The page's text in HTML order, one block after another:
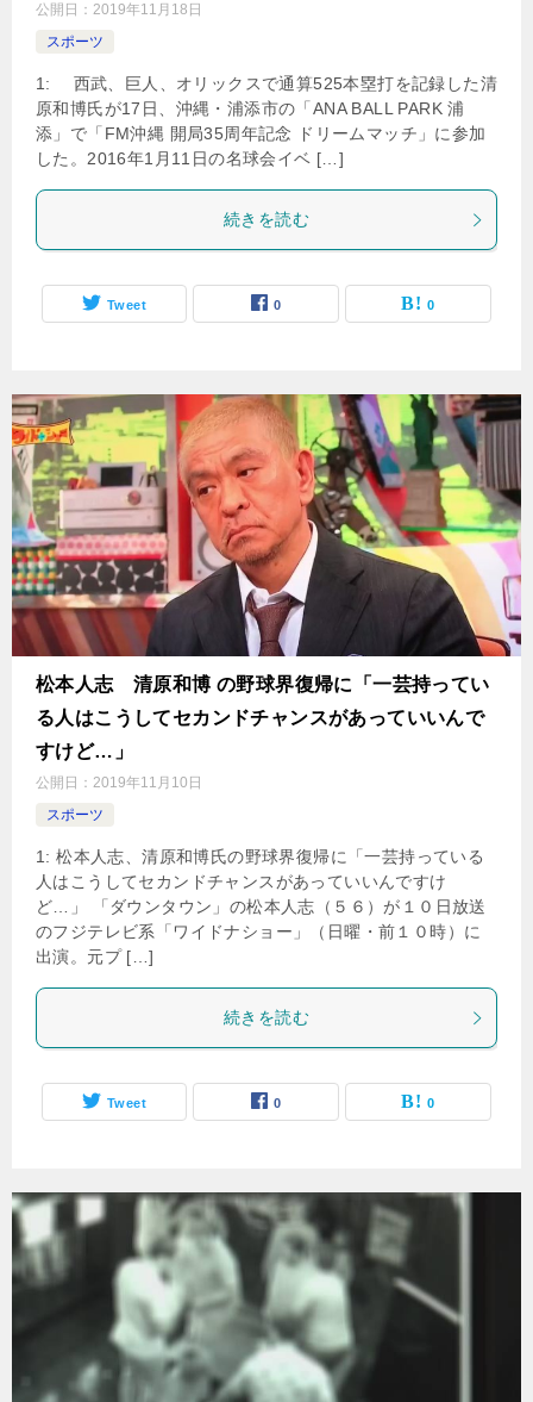
公開日： 2019年11月18日
スポーツ
1: 西武、巨人、オリックスで通算525本塁打を記録した清
原和博氏が17日、沖縄・浦添市の「ANA BALL PARK 浦
添」で「FM沖縄 開局35周年記念 ドリームマッチ」に参加
した。2016年1月11日の名球会イベ […]
続きを読む
Tweet 0 0
松本人志 清原和博 の野球界復帰に「一芸持ってい
る人はこうしてセカンドチャンスがあっていいんで
すけど…」
公開日： 2019年11月10日
スポーツ
1: 松本人志、清原和博氏の野球界復帰に「一芸持っている
人はこうしてセカンドチャンスがあっていいんですけ
ど…」 「ダウンタウン」の松本人志（５６）が１０日放送
のフジテレビ系「ワイドナショー」（日曜・前１０時）に
出演。元プ […]
続きを読む
Tweet 0 0